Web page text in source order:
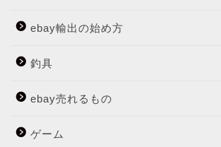
ebay輸出の始め方
釣具
ebay売れるもの
ゲーム